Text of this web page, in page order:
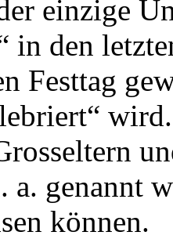
einzige
in den
Festtag
a. genannt
können.